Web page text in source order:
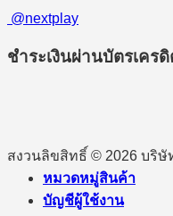
@nextplay
ชำระเงินผ่านบัตรเคร
สงวนลิขสิทธิ์ © 2026 บริษั
หมวดหมู่สินค้า
บัญชีผู้ใช้งาน